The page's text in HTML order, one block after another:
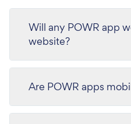
Will any POWR app
website?
Are POWR apps